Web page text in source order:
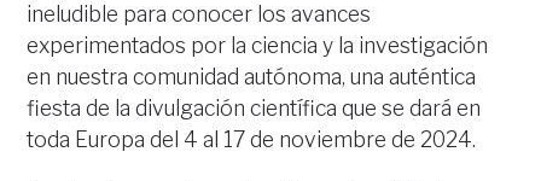
ineludible para conocer los avances
experimentados por la ciencia y la investigación
en nuestra comunidad autónoma, una auténtica
fiesta de la divulgación científica que se dará en
toda Europa del 4 al 17 de noviembre de 2024.